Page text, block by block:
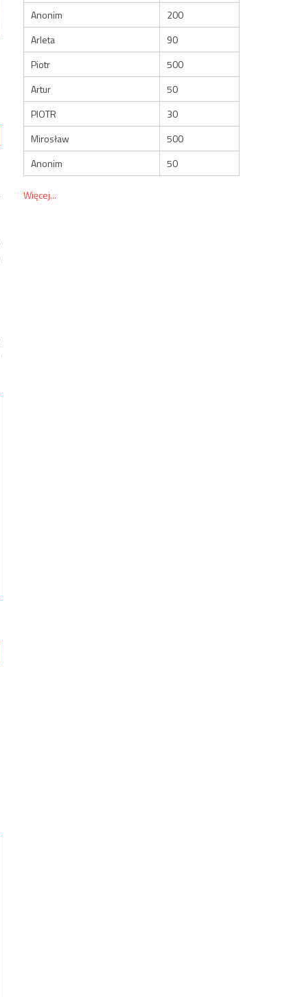
Anonim
200
Arleta
90
Piotr
500
Artur
50
PIOTR
30
Mirosław
500
Anonim
50
Więcej...